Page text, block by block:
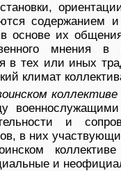
содержанием
основе их
мнения в
в тех или иных
климат
коллективе
и
в них
и